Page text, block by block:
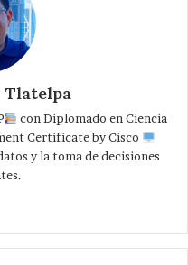
con Diplomado en Ciencia
Certificate by Cisco
y la toma de decisiones